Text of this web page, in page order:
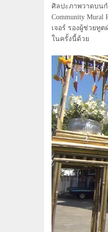
ศิลปะภาพวาดบน
Community Mural
เจอร์ รองผู้ช่วยทู
ในครั้งนี้ด้วย